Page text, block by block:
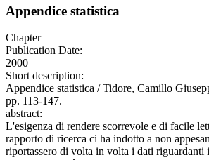
Appendice statistica
Chapter
Publication Date:
2000
Short description:
Appendice statistica / Tidore, Camillo
pp. 113-147.
abstract:
L'esigenza di rendere scorrevole e di facile
rapporto di ricerca ci ha indotto a non
riportassero di volta in volta i dati riguardanti